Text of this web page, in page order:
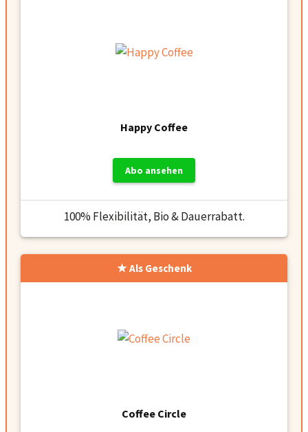
Happy Coffee
Abo ansehen
100% Flexibilität, Bio & Dauerrabatt.
Als Geschenk
Coffee Circle